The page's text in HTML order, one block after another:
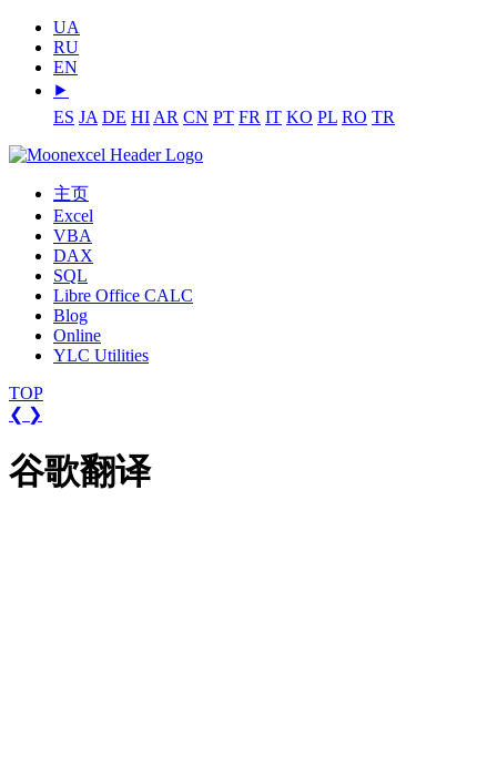
UA
RU
EN
⯈
ES JA DE HI AR CN PT FR IT KO PL RO TR
主页
Excel
VBA
DAX
SQL
Libre Office CALC
Blog
Online
YLC Utilities
TOP
❮ ❯
谷歌翻译